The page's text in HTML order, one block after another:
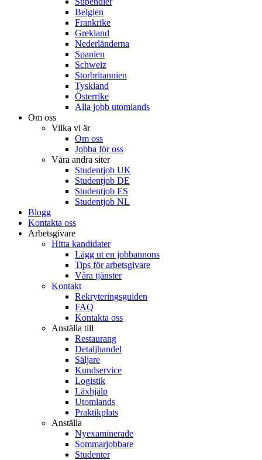
Belgien
Frankrike
Grekland
Nederländerna
Spanien
Schweiz
Storbritannien
Tyskland
Österrike
Alla jobb utomlands
Om oss
Vilka vi är
Om oss
Jobba för oss
Våra andra siter
Studentjob UK
Studentjob DE
Studentjob ES
Studentjob NL
Blogg
Kontakta oss
Arbetsgivare
Hitta kandidater
Lägg ut en jobbannons
Tips för arbetsgivare
Våra tjänster
Kontakt
Rekryteringsguiden
FAQ
Kontakta oss
Anställa till
Restaurang
Detaljhandel
Säljare
Kundservice
Logistik
Läxhjälp
Utomlands
Praktikplats
Anställa
Nyexaminerade
Sommarjobbare
Studenter